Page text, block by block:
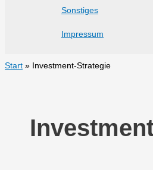
Sonstiges
Impressum
Start Investment-Strategie